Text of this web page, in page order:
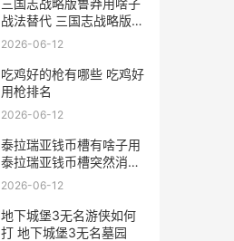
三国志战略版鲁莽用啥子
战法替代 三国志战略版鲁
肃怎么把技能给主将
2026-06-12
吃鸡好的枪有哪些 吃鸡好
用枪排名
2026-06-12
泰拉瑞亚钱币槽有啥子用
泰拉瑞亚钱币槽突然消失
了
2026-06-12
地下城堡3无名游侠如何
打 地下城堡3无名墓园